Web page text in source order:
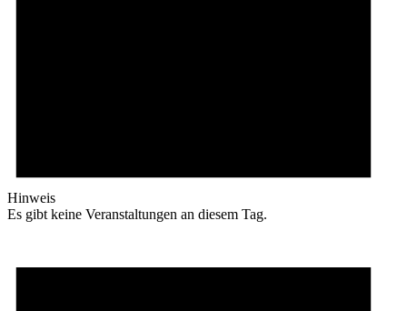
Hinweis
Es gibt keine Veranstaltungen an diesem Tag.